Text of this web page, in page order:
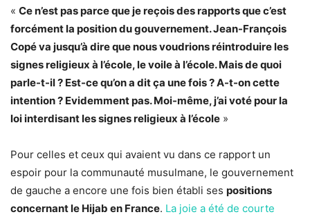
« Ce n’est pas parce que je reçois des rapports que c’est
forcément la position du gouvernement. Jean-François
Copé va jusqu’à dire que nous voudrions réintroduire les
signes religieux à l’école, le voile à l’école. Mais de quoi
parle-t-il ? Est-ce qu’on a dit ça une fois ? A-t-on cette
intention ? Evidemment pas. Moi-même, j’ai voté pour la
loi interdisant les signes religieux à l’école »
Pour celles et ceux qui avaient vu dans ce rapport un
espoir pour la communauté musulmane, le gouvernement
de gauche a encore une fois bien établi ses positions
concernant le Hijab en France. La joie a été de courte